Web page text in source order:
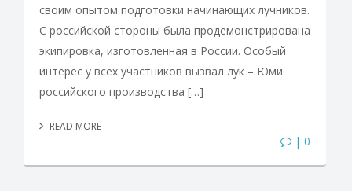
своим опытом подготовки начинающих лучников.
С российской стороны была продемонстрирована
экипировка, изготовленная в России. Особый
интерес у всех участников вызвал лук – Юми
российского производства […]
READ MORE
| 0